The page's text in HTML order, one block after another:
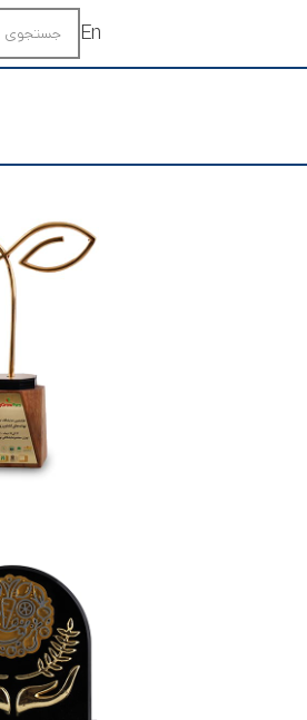
En
نمایشگاه بین
های
هشتمین نمایشگاه بین
کشاورزی –
نمایشگاه
هفتمین نمایشگاه
تهران